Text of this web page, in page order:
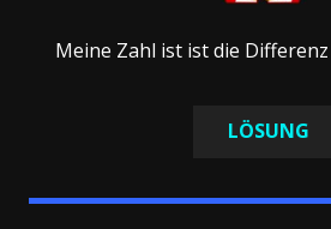
Meine Zahl ist ist die Differenz
LÖSUNG